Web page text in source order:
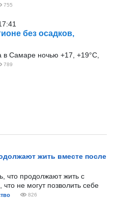
755
без осадков,
в Самаре ночью +17, +19°С,
789
жить вместе после
что продолжают жить с
не могут позволить себе
826